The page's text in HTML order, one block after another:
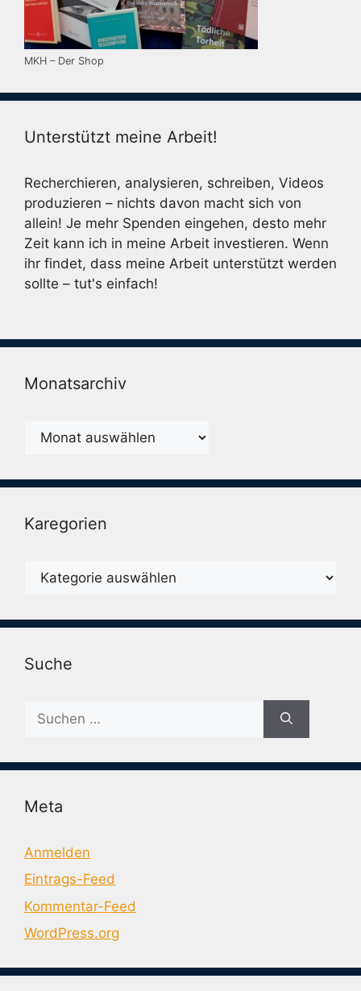
MKH – Der Shop
Unterstützt meine Arbeit!
Recherchieren, analysieren, schreiben, Videos
produzieren – nichts davon macht sich von
allein! Je mehr Spenden eingehen, desto mehr
Zeit kann ich in meine Arbeit investieren. Wenn
ihr findet, dass meine Arbeit unterstützt werden
sollte – tut's einfach!
Monatsarchiv
Monatsarchiv
Karegorien
Karegorien
Suche
nach:
Meta
Anmelden
Eintrags-Feed
Kommentar-Feed
WordPress.org